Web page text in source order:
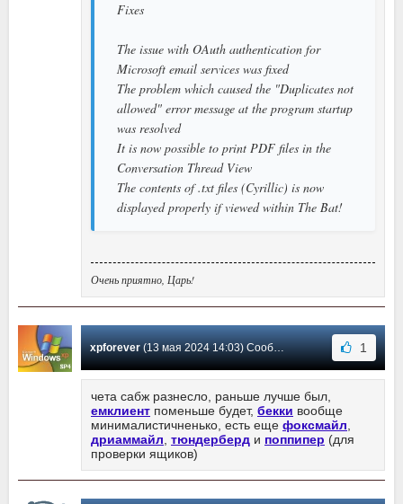
Fixes
The issue with OAuth authentication for
Microsoft email services was fixed
The problem which caused the "Duplicates not
allowed" error message at the program startup
was resolved
It is now possible to print PDF files in the
Conversation Thread View
The contents of .txt files (Cyrillic) is now
displayed properly if viewed within The Bat!
Очень приятно, Царь!
xpforever(13 мая 2024 14:03) Сообщение #2180 1
чета сабж разнесло, раньше лучше был,
емклиент поменьше будет, бекки вообще
минималистичненько, есть еще фоксмайл
дриаммайл тюндерберд и поппипер (для
проверки ящиков)